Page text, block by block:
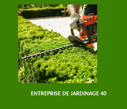
ENTREPRISE DE JARDINAGE 40